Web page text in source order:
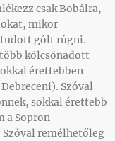
csak Bobálra,
mikor
gólt rúgni.
kölcsönadott
érettebben
Szóval
sokkal érettebb
a Sopron
remélhetőleg